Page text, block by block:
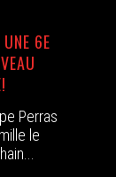
6E
Perras
le